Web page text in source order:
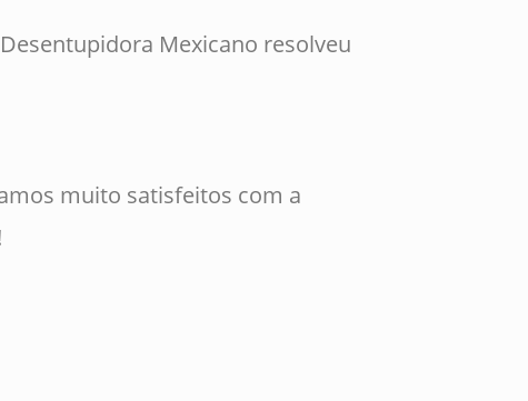
Mexicano resolveu
muito satisfeitos com a